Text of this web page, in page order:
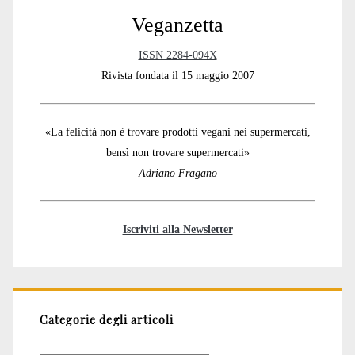
Veganzetta
ISSN 2284-094X
Rivista fondata il 15 maggio 2007
«La felicità non è trovare prodotti vegani nei supermercati,
bensì non trovare supermercati»
Adriano Fragano
Iscriviti alla Newsletter
Categorie degli articoli